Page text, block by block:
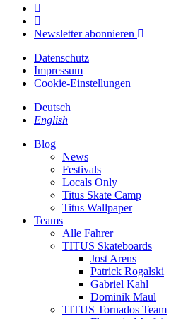
Newsletter abonnieren
Datenschutz
Impressum
Cookie-Einstellungen
Deutsch
English
Blog
News
Festivals
Locals Only
Titus Skate Camp
Titus Wallpaper
Teams
Alle Fahrer
TITUS Skateboards
Jost Arens
Patrick Rogalski
Gabriel Kahl
Dominik Maul
TITUS Tornados Team